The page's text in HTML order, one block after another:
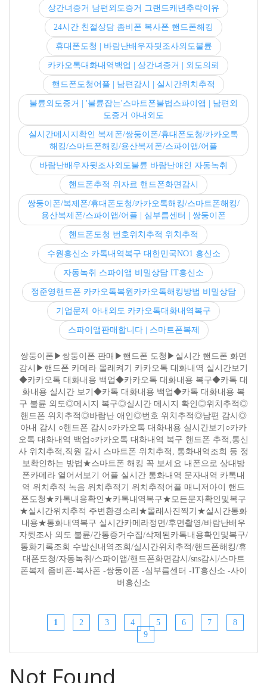
상간녀증거 남편외도증거 그랜드캐년추락이유
24시간 친절상담 좀비폰 복사폰 핸드폰해킹
휴대폰도청 | 바람난배우자뒷조사외도불륜
카카오톡대화내역백업 | 상간녀증거 | 외도의뢰
핸드폰도청어플 | 남편감시 | 실시간위치추적
불륜외도증거 | '불륜잡는'스마트폰불법스파이앱 | 남편외
도증거 아내외도
실시간메시지확인 복제폰/쌍둥이폰/휴대폰도청/카카오톡
해킹/스마트폰해킹/용산복제폰/스파이앱/어플
바람난배우자뒷조사외도불륜 바람난애인 자동녹취
핸드폰추적 위자료 핸드폰화면감시
쌍둥이폰/복제폰/휴대폰도청/카카오톡해킹/스마트폰해킹/
용산복제폰/스파이앱/어플 | 심부름센터 | 쌍둥이폰
핸드폰도청 번호위치추적 위치추적
수원흥신소 카톡내역복구 대한민국NO1 흥신소
자동녹취 스파이앱 비밀상담 IT흥신소
정준영핸드폰 카카오톡복원카카오톡해킹방법 비밀상담
기업문제 아내외도 카카오톡대화내역복구
스파이앱판매합니다 | 스마트폰복제
쌍둥이폰▶쌍둥이폰 판매▶핸드폰 도청▶실시간 핸드폰 화면
감시▶핸드폰 카메라 몰래켜기 카카오톡 대화내역 실시간보기
◆카카오톡 대화내용 백업◆카카오톡 대화내용 복구◆카톡 대
화내용 실시간 보기◆카톡 대화내용 백업◆카톡 대화내용 복
구 불륜 외도◎메시지 복구◎실시간 메시지 확인◎위치추적◎
핸드폰 위치추적◎바람난 애인◎번호 위치추적◎남편 감시◎
아내 감시 ○핸드폰 감시○카카오톡 대화내용 실시간보기○카카
오톡 대화내역 백업○카카오톡 대화내역 복구 핸드폰 추적,통신
사 위치추적,직원 감시 스마트폰 위치추적, 통화내역조회 등 정
보확인하는 방법★스마트폰 해킹 꼭 보세요 내폰으로 상대방
폰카메라 열어서보기 어플 실시간 통화내역 문자내역 카톡내
역 위치추적 녹음 위치추적기 위치추적어플 매니저아이 핸드
폰도청★카톡내용확인★카톡내역복구★모든문자확인및복구
★실시간위치추적 주변환경소리★몰래사진찍기★실시간통화
내용★통화내역복구 실시간카메라정면/후면촬영/바람난배우
자뒷조사 외도 불륜/간통증거수집/삭제된카톡내용확인및복구/
통화기록조회 수발신내역조회/실시간위치추적/핸드폰해킹/휴
대폰도청/자동녹취/스파이앱/핸드폰화면감시/sns감시/스마트
폰복제 좀비폰-복사폰 -쌍둥이폰 -심부름센터 -IT흥신소 -사이
버흥신소
1 2 3 4 5 6 7
8
9
Not Found